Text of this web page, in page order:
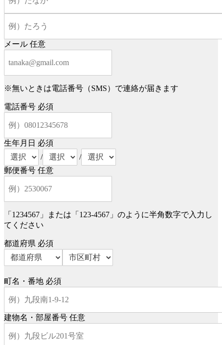
メール 任意
※無いときは電話番号（SMS）で連絡が届きます
電話番号 必須
生年月日 必須
/
/
郵便番号 任意
「1234567」または「123-4567」のように半角数字で入力し
てください
都道府県 必須
町名・番地 必須
建物名・部屋番号 任意